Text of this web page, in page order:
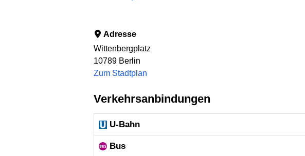
Adresse
Wittenbergplatz
10789 Berlin
Zum Stadtplan
Verkehrsanbindungen
U-Bahn
Bus